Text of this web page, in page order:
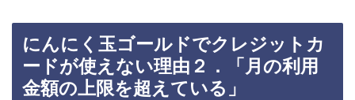
にんにく玉ゴールドでクレジットカ
ードが使えない理由２．「月の利用
金額の上限を超えている」